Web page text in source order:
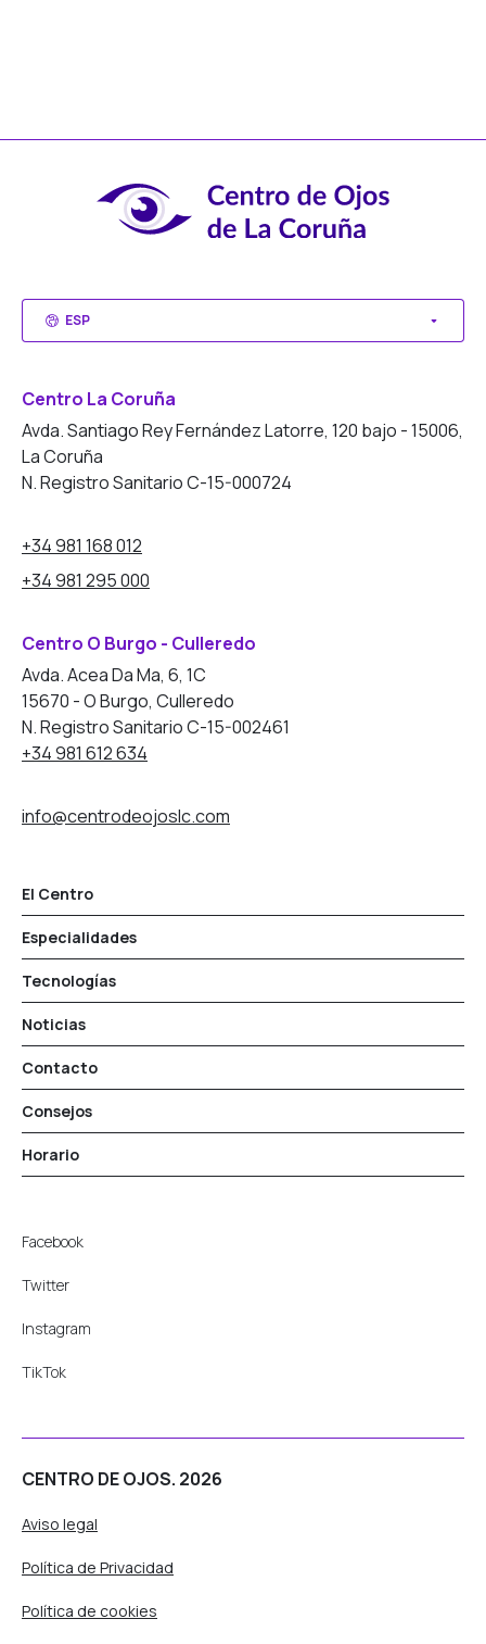
ESP
Centro La Coruña
Avda. Santiago Rey Fernández Latorre, 120 bajo - 15006,
La Coruña
N. Registro Sanitario C-15-000724
+34 981 168 012
+34 981 295 000
info@centrodeojoslc.com
Centro O Burgo - Culleredo
Avda. Acea Da Ma, 6, 1C
15670 - O Burgo, Culleredo
N. Registro Sanitario C-15-002461
+34 981 612 634
El Centro
Especialidades
Tecnologías
Noticias
Contacto
Consejos
Horario
Facebook
Twitter
Instagram
TikTok
CENTRO DE OJOS. 2026
Aviso legal
Política de Privacidad
Política de cookies